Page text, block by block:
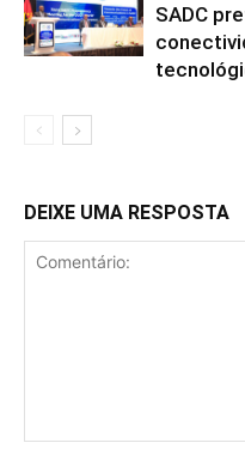
SADC
DEIXE UMA RESPOSTA